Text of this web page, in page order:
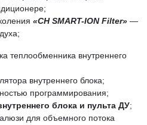
«CH SMART-ION Filter» —
теплообменника внутреннего
внутреннего блока;
программирования;
блока и пульта ДУ;
для объемного потока